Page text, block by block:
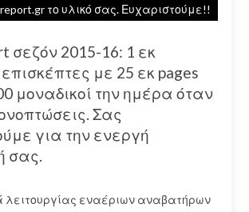
το υλικό σας. Ευχαριστούμε!!
σεζόν 2015-16: 1 εκ
με 25 εκ pages
μοναδικοί την ημέρα όταν
Σας
για την ενεργή
σας.
λειτουργίας εναέριων αναβατήρων